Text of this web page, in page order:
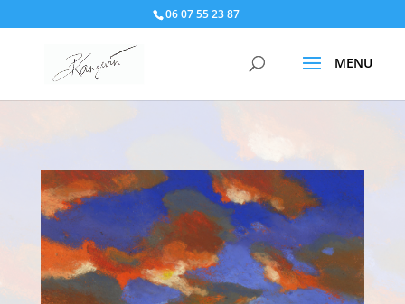
06 07 55 23 87